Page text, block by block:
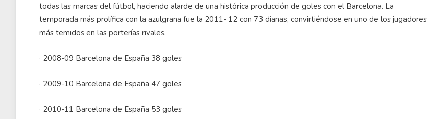
todas las marcas del fútbol, haciendo alarde de una histórica producción de goles con el Barcelona. La
temporada más prolífica con la azulgrana fue la 2011- 12 con 73 dianas, convirtiéndose en uno de los jugadores
más temidos en las porterías rivales.
· 2008-09 Barcelona de España 38 goles
· 2009-10 Barcelona de España 47 goles
· 2010-11 Barcelona de España 53 goles